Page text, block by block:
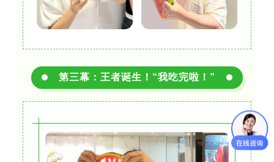
第三幕：王者诞生！“我吃完啦！”